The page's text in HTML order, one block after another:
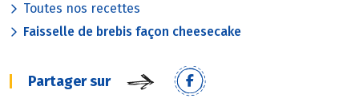
Toutes nos recettes
Faisselle de brebis façon cheesecake
Partager sur